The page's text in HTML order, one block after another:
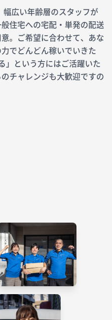
広い年齢層のスタッフが
住宅への宅配・単発の配送
。ご希望に合わせて、あな
でどんどん稼いでいきた
」という方にはご活躍いた
チャレンジも大歓迎ですの